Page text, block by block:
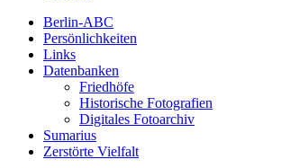
Berlin-ABC
Persönlichkeiten
Links
Datenbanken
Friedhöfe
Historische Fotografien
Digitales Fotoarchiv
Sumarius
Zerstörte Vielfalt